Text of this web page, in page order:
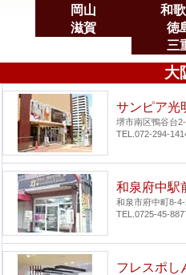
岡山
和
滋賀
徳
三
大
サンピア光
堺市南区鴨谷台
TEL.072-294-
和泉府中駅
和泉市府中町8-
TEL.0725-45-
フレスポし